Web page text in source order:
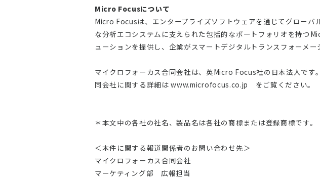
Micro Focusについて
Micro Focusは、エンタープライズソフトウェアを通じてグロー
な分析エコシステムに支えられた包括的なポートフォリオを持つ
ューションを提供し、企業がスマートデジタルトランスフォーメ
マイクロフォーカス合同会社は、英Micro Focus社の日本法人で
同会社に関する詳細は www.microfocus.co.jp をご覧ください。
＊本文中の各社の社名、製品名は各社の商標または登録商標です。
＜本件に関する報道関係者のお問い合わせ先＞
マイクロフォーカス合同会社
マーケティング部 広報担当